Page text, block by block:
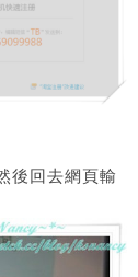
後回去網頁輸